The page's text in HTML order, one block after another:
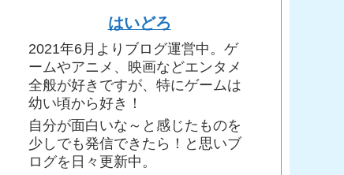
はいどろ
2021年6月よりブログ運営中。ゲ
ームやアニメ、映画などエンタメ
全般が好きですが、特にゲームは
幼い頃から好き！
自分が面白いな～と感じたものを
少しでも発信できたら！と思いブ
ログを日々更新中。